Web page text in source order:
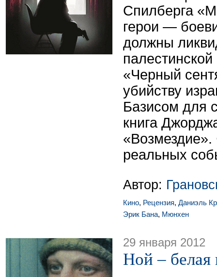
Спилберга
герои —
должны
«Черный
убийству
Базисом для
книга
реальных
Автор:
Кино, Рецензия, Даниэль
Эрик Бана, Мюнхен
29 января 2012
Ной – белая